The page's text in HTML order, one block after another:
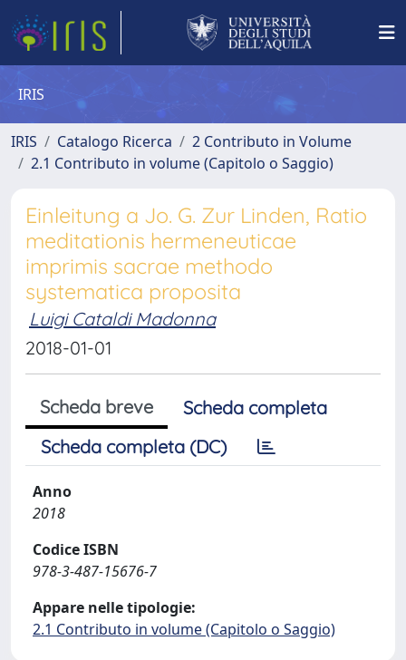
IRIS
IRIS Catalogo Ricerca
2 Contributo in Volume
2.1 Contributo in volume (Capitolo o Saggio)
Einleitung a Jo. G. Zur Linden, Ratio
meditationis hermeneuticae
imprimis sacrae methodo
systematica proposita
Luigi Cataldi Madonna
2018-01-01
Scheda breve
Scheda completa
Scheda completa (DC)
Anno
2018
Codice ISBN
978-3-487-15676-7
Appare nelle tipologie:
2.1 Contributo in volume (Capitolo o Saggio)